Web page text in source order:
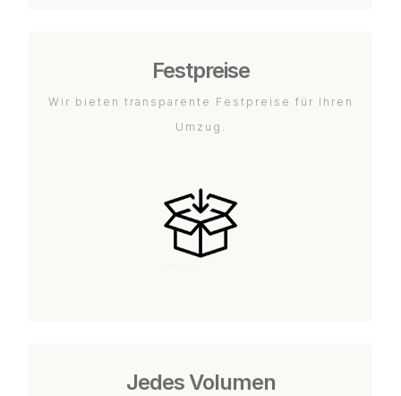
Festpreise
Wir bieten transparente Festpreise für Ihren
Umzug.
Jedes Volumen